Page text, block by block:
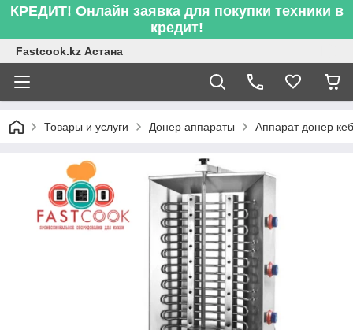
КРЕДИТ! Онлайн заявка для покупки техники в
кредит!
Fastcook.kz Астана
Товары и услуги Донер аппараты Аппарат донер